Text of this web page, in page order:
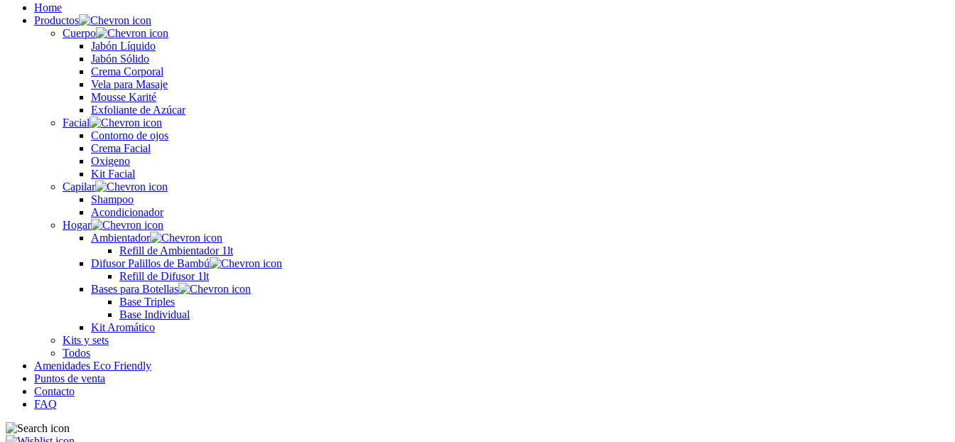
Home
Productos
Cuerpo
Jabón Líquido
Jabón Sólido
Crema Corporal
Vela para Masaje
Mousse Karité
Exfoliante de Azúcar
Facial
Contorno de ojos
Crema Facial
Oxigeno
Kit Facial
Capilar
Shampoo
Acondicionador
Hogar
Ambientador
Refill de Ambientador 1lt
Difusor Palillos de Bambú
Refill de Difusor 1lt
Bases para Botellas
Base Triples
Base Individual
Kit Aromático
Kits y sets
Todos
Amenidades Eco Friendly
Puntos de venta
Contacto
FAQ